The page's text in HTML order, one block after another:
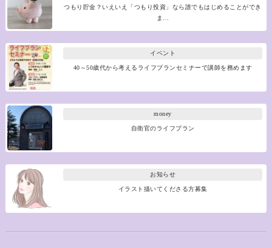
つもり貯金？いえいえ「つもり投資」なら誰でもはじめることができ
ま…
イベント
40～50歳代から考えるライフプランセミナーで講師を務めます
money
自衛官のライフプラン
お知らせ
イラスト描いてくださる方募集